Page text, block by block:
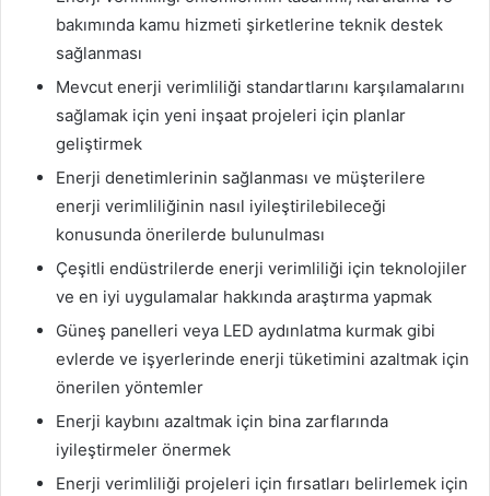
bakımında kamu hizmeti şirketlerine teknik destek
sağlanması
Mevcut enerji verimliliği standartlarını karşılamalarını
sağlamak için yeni inşaat projeleri için planlar
geliştirmek
Enerji denetimlerinin sağlanması ve müşterilere
enerji verimliliğinin nasıl iyileştirilebileceği
konusunda önerilerde bulunulması
Çeşitli endüstrilerde enerji verimliliği için teknolojiler
ve en iyi uygulamalar hakkında araştırma yapmak
Güneş panelleri veya LED aydınlatma kurmak gibi
evlerde ve işyerlerinde enerji tüketimini azaltmak için
önerilen yöntemler
Enerji kaybını azaltmak için bina zarflarında
iyileştirmeler önermek
Enerji verimliliği projeleri için fırsatları belirlemek için